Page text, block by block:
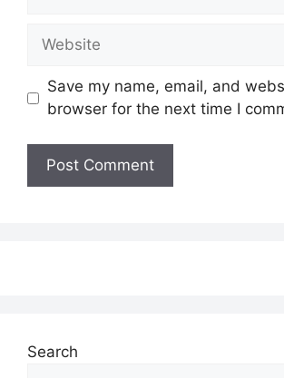
Website
Save my name, email, and
browser for the next time I
Search